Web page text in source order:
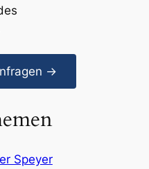
→
Speyer